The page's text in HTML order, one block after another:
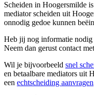
Scheiden in Hoogersmilde
mediator scheiden uit
onnodig gedoe kunnen
Heb jij nog informatie nodig
Neem dan gerust contact
Wil je bijvoorbeeld snel
en betaalbare mediators uit
een echtscheiding aanvragen